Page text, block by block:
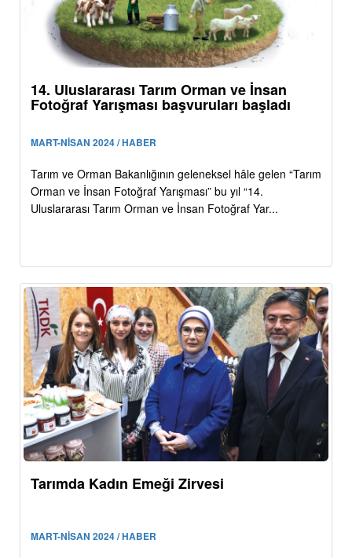
14. Uluslararası Tarım Orman ve İnsan
Fotoğraf Yarışması başvuruları başladı
MART-NİSAN 2024 / HABER
Tarım ve Orman Bakanlığının geleneksel hâle gelen “Tarım
Orman ve İnsan Fotoğraf Yarışması” bu yıl “14.
Uluslararası Tarım Orman ve İnsan Fotoğraf Yar...
Tarımda Kadın Emeği Zirvesi
MART-NİSAN 2024 / HABER